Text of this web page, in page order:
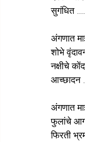
सुगंधित
अंगणात
शोभे
नक्षीचे
आच्छादन
अंगणात
फुलांचे
फिरती